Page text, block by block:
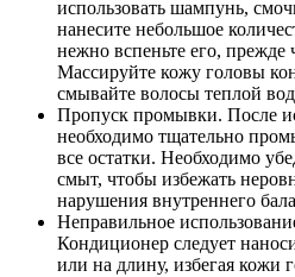
использовать шампунь,
нанесите небольшое
нежно вспеньте его, прежде
Массируйте кожу головы
смывайте волосы теплой
Пропуск промывки. После
необходимо тщательно
все остатки. Необходимо
смыт, чтобы избежать
нарушения внутреннего
Неправильное
Кондиционер следует
или на длину, избегая кожи